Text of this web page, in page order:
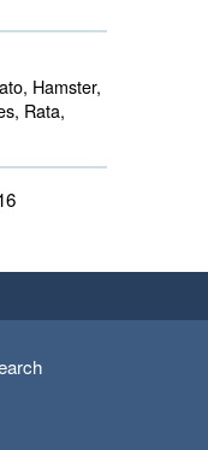
Hamster,
Rata,